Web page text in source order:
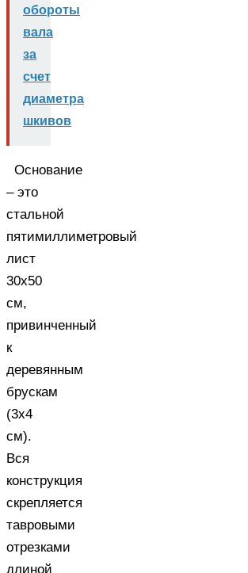
обороты
вала
за
счет
диаметра
шкивов
Основание
– это
стальной
пятимиллиметровый
лист
30х50
см,
привинченный
к
деревянным
брускам
(3х4
см).
Вся
конструкция
скрепляется
тавровыми
отрезками
длиной